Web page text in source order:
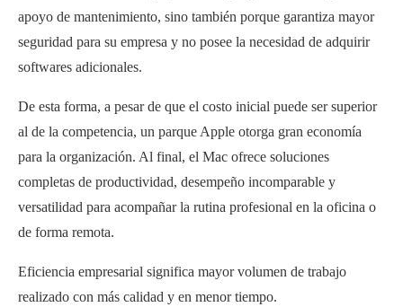
apoyo de mantenimiento, sino también porque garantiza mayor
seguridad para su empresa y no posee la necesidad de adquirir
softwares adicionales.
De esta forma, a pesar de que el costo inicial puede ser superior
al de la competencia, un parque Apple otorga gran economía
para la organización. Al final, el Mac ofrece soluciones
completas de productividad, desempeño incomparable y
versatilidad para acompañar la rutina profesional en la oficina o
de forma remota.
Eficiencia empresarial significa mayor volumen de trabajo
realizado con más calidad y en menor tiempo.